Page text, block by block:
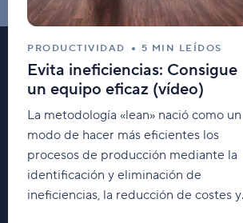
PRODUCTIVIDAD 5 MIN LEÍDOS
Evita ineficiencias: Consigue
un equipo eficaz (vídeo)
La metodología «lean» nació como un
modo de hacer más eficientes los
procesos de producción mediante la
identificación y eliminación de
ineficiencias, la reducción de costes y